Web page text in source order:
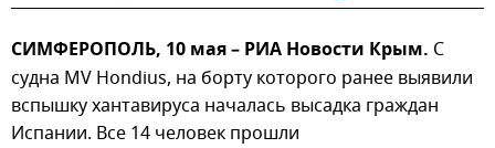
СИМФЕРОПОЛЬ, 10 мая – РИА Новости Крым. С
судна MV Hondius, на борту которого ранее выявили
вспышку хантавируса началась высадка граждан
Испании. Все 14 человек прошли